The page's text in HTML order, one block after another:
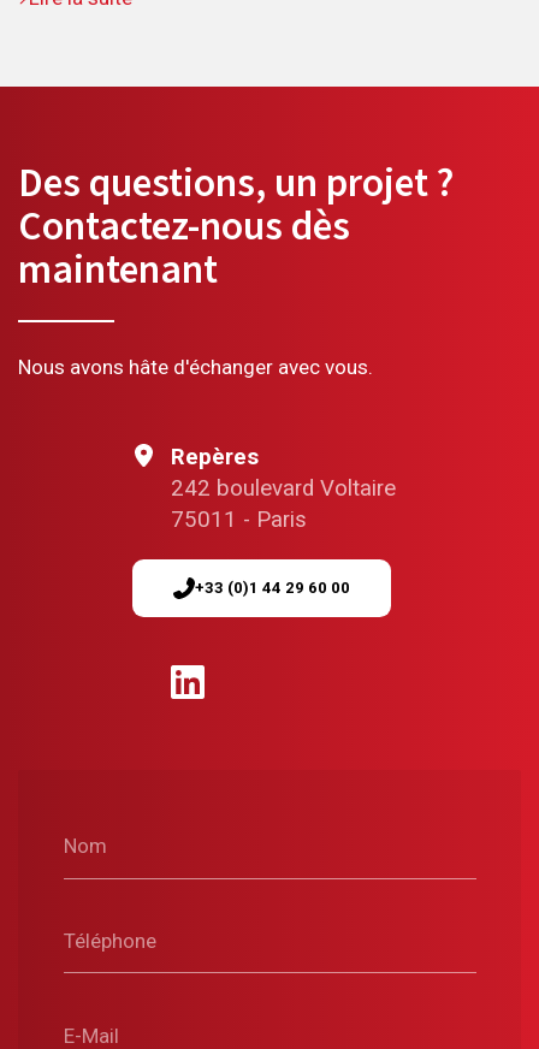
Des questions, un projet ?
Contactez-nous dès
maintenant
Nous avons hâte d'échanger avec vous.
Nom
Téléphone
E-Mail
Repères
242 boulevard Voltaire
75011 - Paris
+33 (0)1 44 29 60 00